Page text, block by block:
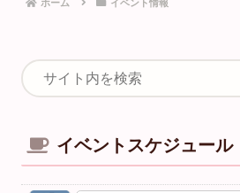
ホーム イベント情報
イベントスケジュール